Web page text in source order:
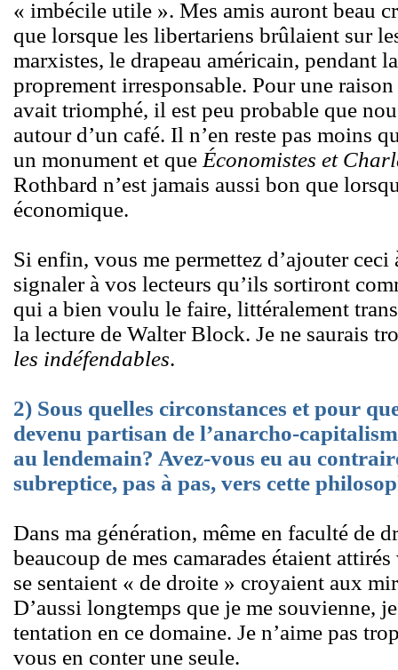
« imbécile utile ». Mes amis auront beau
que lorsque les libertariens brûlaient sur
marxistes, le drapeau américain, pendant
proprement irresponsable. Pour une
avait triomphé, il est peu probable que
autour d’un café. Il n’en reste pas moins
un monument et que Économistes et
Rothbard n’est jamais aussi bon que
économique.
Si enfin, vous me permettez d’ajouter
signaler à vos lecteurs qu’ils sortiront
qui a bien voulu le faire, littéralement
la lecture de Walter Block. Je ne saurais
les indéfendables.
2) Sous quelles circonstances et pour
devenu partisan de l’anarcho-
au lendemain? Avez-vous eu au
subreptice, pas à pas, vers cette
Dans ma génération, même en faculté de
beaucoup de mes camarades étaient
se sentaient « de droite » croyaient aux
D’aussi longtemps que je me souvienne,
tentation en ce domaine. Je n’aime pas
vous en conter une seule.